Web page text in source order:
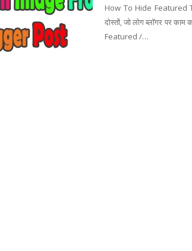
How To Hide Featured
दोस्तों, जो लोग ब्लॉगर पर काम
Featured /…